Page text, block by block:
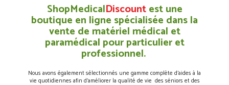
ShopMedicalDiscountest une
boutique en ligne spécialisée dans la
vente de matériel médical et
paramédical pour particulier et
professionnel.
Nous avons également sélectionnés une gamme complète d’aides à la
vie quotidiennes afin d’améliorer la qualité de vie des séniors et des